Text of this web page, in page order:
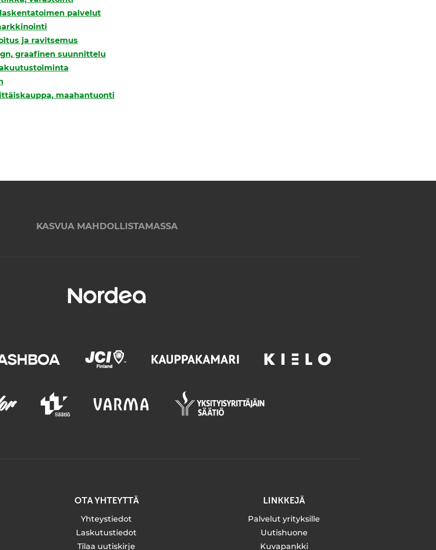
palvelut
ja ravitsemus
graafinen suunnittelu
maahantuonti
KASVUA MAHDOLLISTAMASSA
OTA YHTEYTTÄ
Yhteystiedot
Laskutustiedot
Tilaa uutiskirje
LINKKEJÄ
Palvelut yrityksille
Uutishuone
Kuvapankki